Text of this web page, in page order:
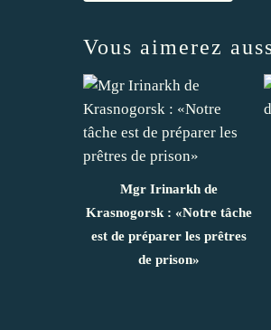
Vous aimerez
Mgr Irinarkh de
Krasnogorsk : «Notre tâche
est de préparer les prêtres
de prison»